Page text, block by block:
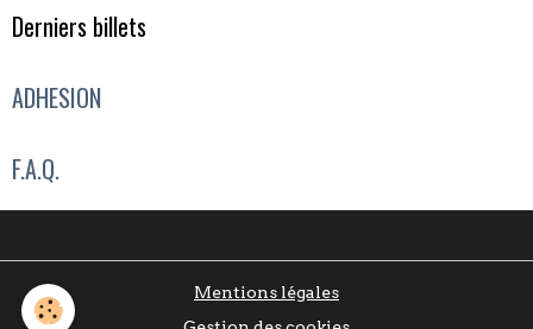
Derniers billets
ADHESION
F.A.Q.
Mentions légales